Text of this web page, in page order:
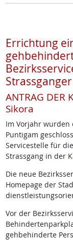
Errichtung
ANTRAG
Sikora
Im Vorjahr wurden
Puntigam
Servicestelle für
Strassgang in der
Die neue
Homepage der
Vor der
gehbehinderte